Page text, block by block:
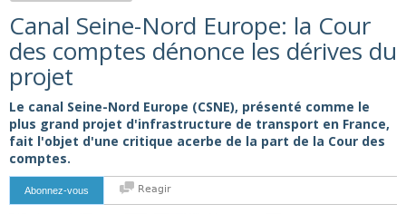
Canal Seine-Nord Europe: la Cour
des comptes dénonce les dérives du
projet
Le canal Seine-Nord Europe (CSNE), présenté comme le
plus grand projet d'infrastructure de transport en France,
fait l'objet d'une critique acerbe de la part de la Cour des
comptes.
Abonnez-vous Reagir